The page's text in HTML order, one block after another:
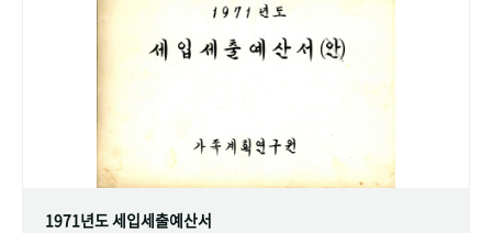
1971년도 세입세출예산서